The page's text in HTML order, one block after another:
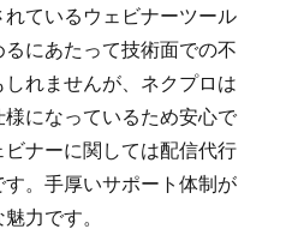
ているウェビナーツール
にあたって技術面での不
れませんが、ネクプロは
になっているため安心で
ナーに関しては配信代行
。手厚いサポート体制が
力です。